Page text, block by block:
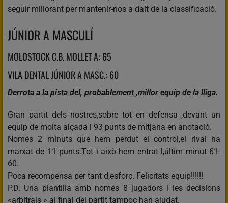
seguir millorant per mantenir-nos a dalt de la classificació.
JÚNIOR A MASCULÍ
MOLOSTOCK C.B. MOLLET A: 65
VILA DENTAL JÚNIOR A MASC.: 60
Derrota a la pista del, probablement ,millor equip de la lliga.
Gran partit dels nostres,sobre tot en defensa ,devant un
equip de molta alçada i 93 punts de mitjana en anotació.
Només 2 minuts que hem perdut el control,el rival ha
marxat de 11 punts.Tot i això hem entrat l,últim minut 61-
60.
Poca recompensa per tant d,esforç. Felicitats equip!!!!!!
P.D. Una plantilla amb només 8 jugadors i les decisions
«arbitrals » al final del partit tampoc han ajudat.